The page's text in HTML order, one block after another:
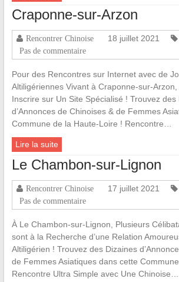
Craponne-sur-Arzon
Rencontrer Chinoise 18 juillet 2021
Pas de commentaire
Pour des Rencontres sur Internet avec de
Altiligériennes Vivant à Craponne-sur-Arzon,
Inscrire sur Un Site Spécialisé ! Trouvez des
d’Annonces de Chinoises & de Femmes
Commune de la Haute-Loire ! Rencontre…
Lire la suite
Le Chambon-sur-Lignon
Rencontrer Chinoise 17 juillet 2021
Pas de commentaire
À Le Chambon-sur-Lignon, Plusieurs
sont à la Recherche d’une Relation
Altiligérien ! Trouvez des Dizaines
de Femmes Asiatiques dans cette
Rencontre Ultra Simple avec Une Chinoise…